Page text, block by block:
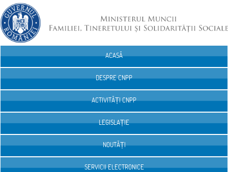
ACASĂ
DESPRE CNPP
ACTIVITĂȚI CNPP
LEGISLAȚIE
NOUTĂȚI
SERVICII ELECTRONICE